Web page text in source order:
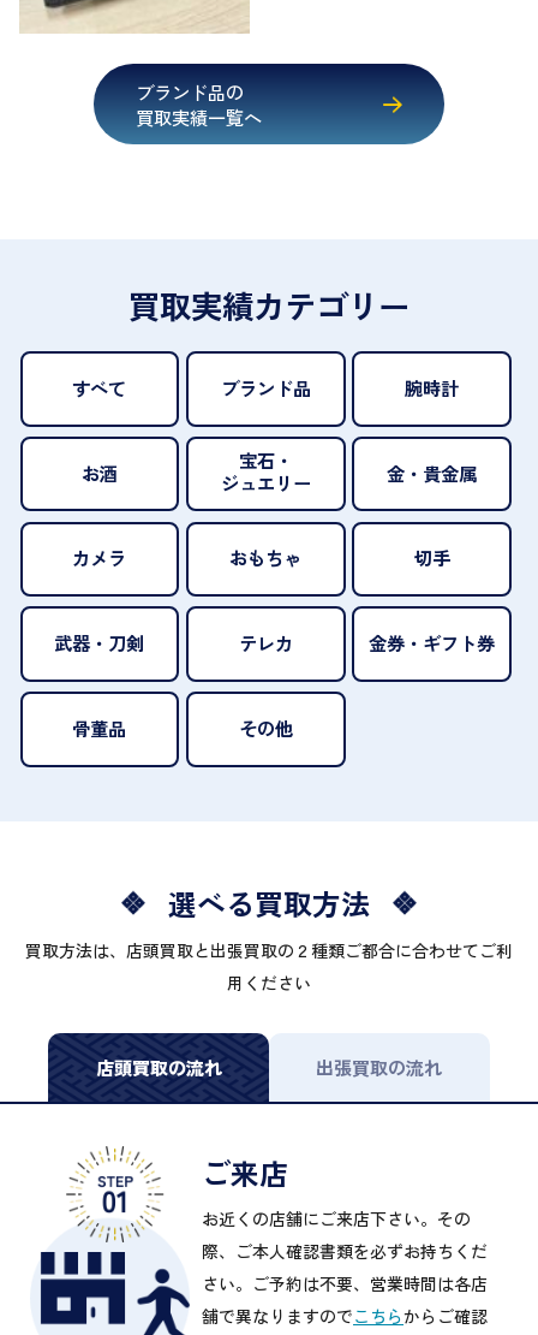
ブランド品の
買取実績一覧へ
買取実績カテゴリー
すべて ブランド品 腕時計
お酒
宝石・
ジュエリー
金・貴金属
カメラ おもちゃ 切手
武器・刀剣 テレカ 金券・ギフト券
骨董品 その他
選べる買取方法
買取方法は、店頭買取と出張買取の２種類ご都合に合わせてご利
用ください
店頭買取の流れ 出張買取の流れ
ご来店
お近くの店舗にご来店下さい。その
際、ご本人確認書類を必ずお持ちくだ
さい。ご予約は不要、営業時間は各店
舗で異なりますのでこちらからご確認